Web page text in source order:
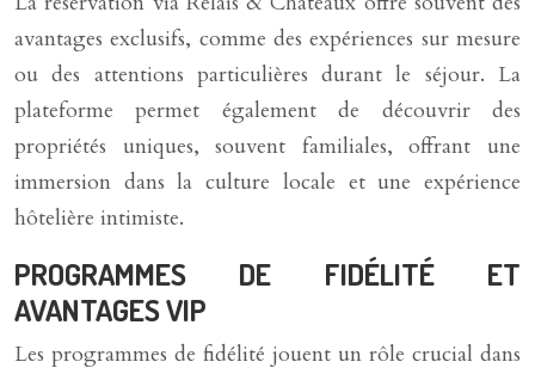
avantages exclusifs, comme des expériences sur mesure
ou des attentions particulières durant le séjour. La
plateforme permet également de découvrir des
propriétés uniques, souvent familiales, offrant une
immersion dans la culture locale et une expérience
hôtelière intimiste.
PROGRAMMES DE FIDÉLITÉ ET
AVANTAGES VIP
Les programmes de fidélité jouent un rôle crucial dans